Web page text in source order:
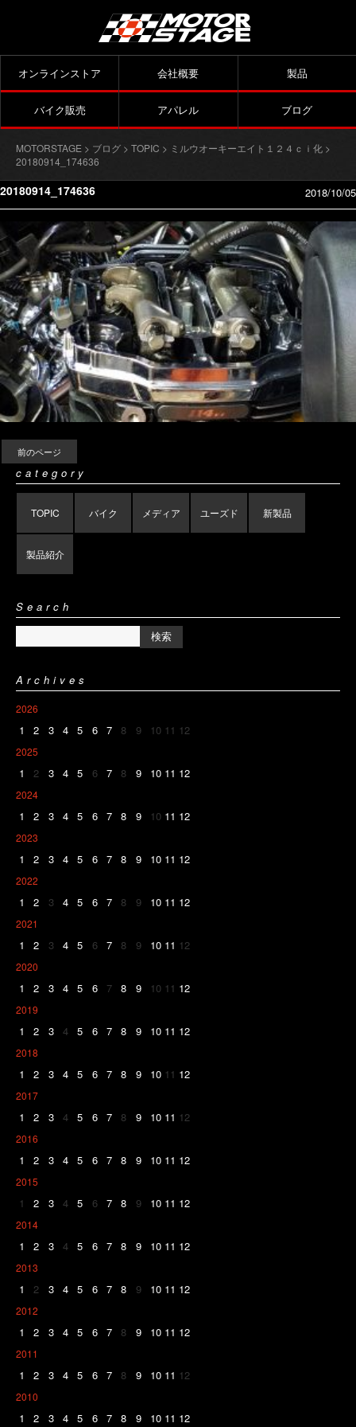
オンラインストア 会社概要 製品
バイク販売 アパレル ブログ
MOTORSTAGE > ブログ > TOPIC > ミルウオーキーエイト１２４ｃｉ化 >
20180914_174636
20180914_174636 2018/10/05
前のページ
category
TOPIC バイク メディア ユーズド 新製品
製品紹介
Search
Archives
2026
1 2 3 4 5 6 7 8 9 10 11 12
2025
1 2 3 4 5 6 7 8 9 10 11 12
2024
1 2 3 4 5 6 7 8 9 10 11 12
2023
1 2 3 4 5 6 7 8 9 10 11 12
2022
1 2 3 4 5 6 7 8 9 10 11 12
2021
1 2 3 4 5 6 7 8 9 10 11 12
2020
1 2 3 4 5 6 7 8 9 10 11 12
2019
1 2 3 4 5 6 7 8 9 10 11 12
2018
1 2 3 4 5 6 7 8 9 10 11 12
2017
1 2 3 4 5 6 7 8 9 10 11 12
2016
1 2 3 4 5 6 7 8 9 10 11 12
2015
1 2 3 4 5 6 7 8 9 10 11 12
2014
1 2 3 4 5 6 7 8 9 10 11 12
2013
1 2 3 4 5 6 7 8 9 10 11 12
2012
1 2 3 4 5 6 7 8 9 10 11 12
2011
1 2 3 4 5 6 7 8 9 10 11 12
2010
1 2 3 4 5 6 7 8 9 10 11 12